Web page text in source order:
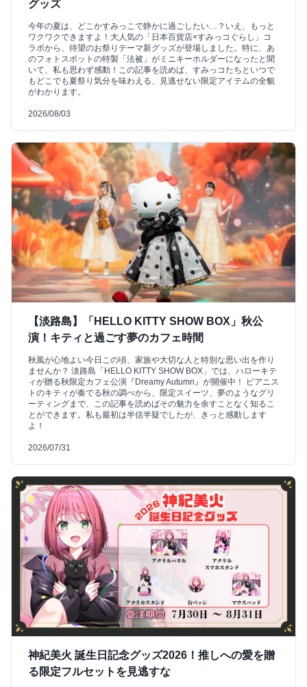
グッズ
今年の夏は、どこかすみっこで静かに過ごしたい…？いえ、もっと
ワクワクできますよ！大人気の「日本百貨店×すみっコぐらし」コ
ラボから、待望のお祭りテーマ新グッズが登場しました。特に、あ
のフォトスポットの特製「法被」がミニキーホルダーになったと聞
いて、私も思わず感動！この記事を読めば、すみっコたちといつで
もどこでも夏祭り気分を味わえる、見逃せない限定アイテムの全貌
がわかります。
2026/08/03
【淡路島】「HELLO KITTY SHOW BOX」秋公
演！キティと過ごす夢のカフェ時間
秋風が心地よい今日この頃、家族や大切な人と特別な思い出を作り
ませんか？ 淡路島「HELLO KITTY SHOW BOX」では、ハローキテ
ィが贈る秋限定カフェ公演『Dreamy Autumn』が開催中！ ピアニス
トのキティが奏でる秋の調べから、限定スイーツ、夢のようなグリ
ーティングまで、この記事を読めばその魅力を余すことなく知るこ
とができます。私も最初は半信半疑でしたが、きっと感動します
よ！
2026/07/31
神紀美火 誕生日記念グッズ2026！推しへの愛を贈
る限定フルセットを見逃すな